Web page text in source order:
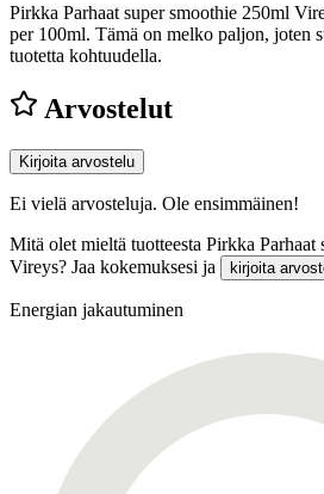
Pirkka Parhaat super smoothie 250ml
per 100ml. Tämä on melko paljon, joten
tuotetta kohtuudella.
Arvostelut
Kirjoita arvostelu
Ei vielä arvosteluja. Ole ensimmäinen!
Mitä olet mieltä tuotteesta Pirkka Parhaat
Vireys? Jaa kokemuksesi ja
kirjoita
Energian jakautuminen